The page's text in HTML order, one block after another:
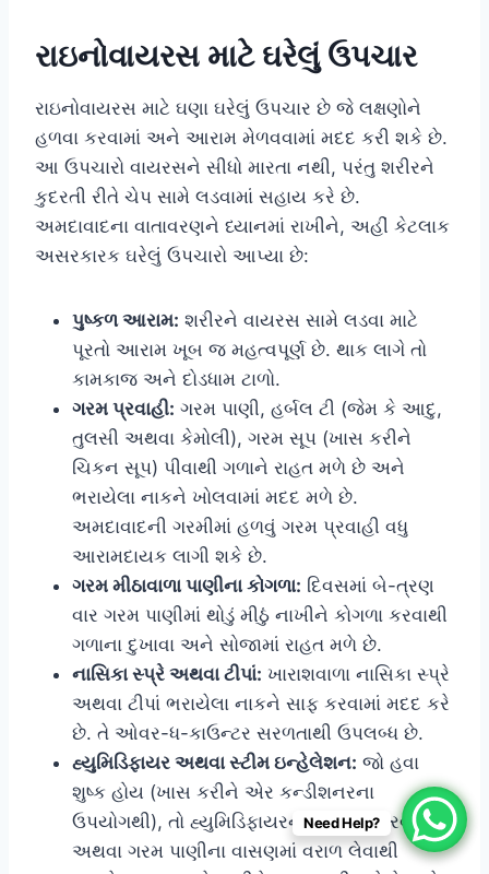
રાઇનોવાયરસ માટે ઘરેલું ઉપચાર
રાઇનોવાયરસ માટે ઘણા ઘરેલું ઉપચાર છે જે લક્ષણોને
હળવા કરવામાં અને આરામ મેળવવામાં મદદ કરી શકે છે.
આ ઉપચારો વાયરસને સીધો મારતા નથી, પરંતુ શરીરને
કુદરતી રીતે ચેપ સામે લડવામાં સહાય કરે છે.
અમદાવાદના વાતાવરણને ધ્યાનમાં રાખીને, અહીં કેટલાક
અસરકારક ઘરેલું ઉપચારો આપ્યા છે:
પુષ્કળ આરામ: શરીરને વાયરસ સામે લડવા માટે
પૂરતો આરામ ખૂબ જ મહત્વપૂર્ણ છે. થાક લાગે તો
કામકાજ અને દોડધામ ટાળો.
ગરમ પ્રવાહી: ગરમ પાણી, હર્બલ ટી (જેમ કે આદુ,
તુલસી અથવા કેમોલી), ગરમ સૂપ (ખાસ કરીને
ચિકન સૂપ) પીવાથી ગળાને રાહત મળે છે અને
ભરાયેલા નાકને ખોલવામાં મદદ મળે છે.
અમદાવાદની ગરમીમાં હળવું ગરમ પ્રવાહી વધુ
આરામદાયક લાગી શકે છે.
ગરમ મીઠાવાળા પાણીના કોગળા: દિવસમાં બે-ત્રણ
વાર ગરમ પાણીમાં થોડું મીઠું નાખીને કોગળા કરવાથી
ગળાના દુખાવા અને સોજામાં રાહત મળે છે.
નાસિકા સ્પ્રે અથવા ટીપાં: ખારાશવાળા નાસિકા સ્પ્રે
અથવા ટીપાં ભરાયેલા નાકને સાફ કરવામાં મદદ કરે
છે. તે ઓવર-ધ-કાઉન્ટર સરળતાથી ઉપલબ્ધ છે.
હ્યુમિડિફાયર અથવા સ્ટીમ ઇન્હેલેશન: જો હવા
શુષ્ક હોય (ખાસ કરીને એર કન્ડીશનરના
ઉપયોગથી), તો હ્યુમિડિફાયરનો ઉપયોગ કરવાથી
અથવા ગરમ પાણીના વાસણમાં વરાળ લેવાથી
Need Help?